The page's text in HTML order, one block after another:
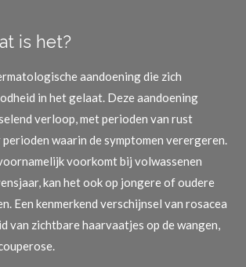
is het?
aandoening die zich
in het gelaat. Deze aandoening
verloop, met perioden van rust
waarin de symptomen verergeren.
voorkomt bij volwassenen
kan het ook op jongere of oudere
Een kenmerkend verschijnsel van rosacea
van zichtbare haarvaatjes op de wangen,